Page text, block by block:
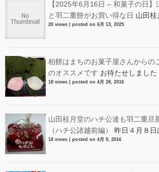
【2025年6月16日 – 和菓子の日】
と羽二重餅がお買い得な日 山田桂
20 views posted on 6月 13, 2025
柏餅はまちのお菓子屋さんからの
のオススメです お待たせしまし
18 views posted on 4月 28, 2016
山田桂月堂のハチ公達も羽二重旦
（ハチ公諸越前編）
昨日４月８日
18 views posted on 4月 9, 2016